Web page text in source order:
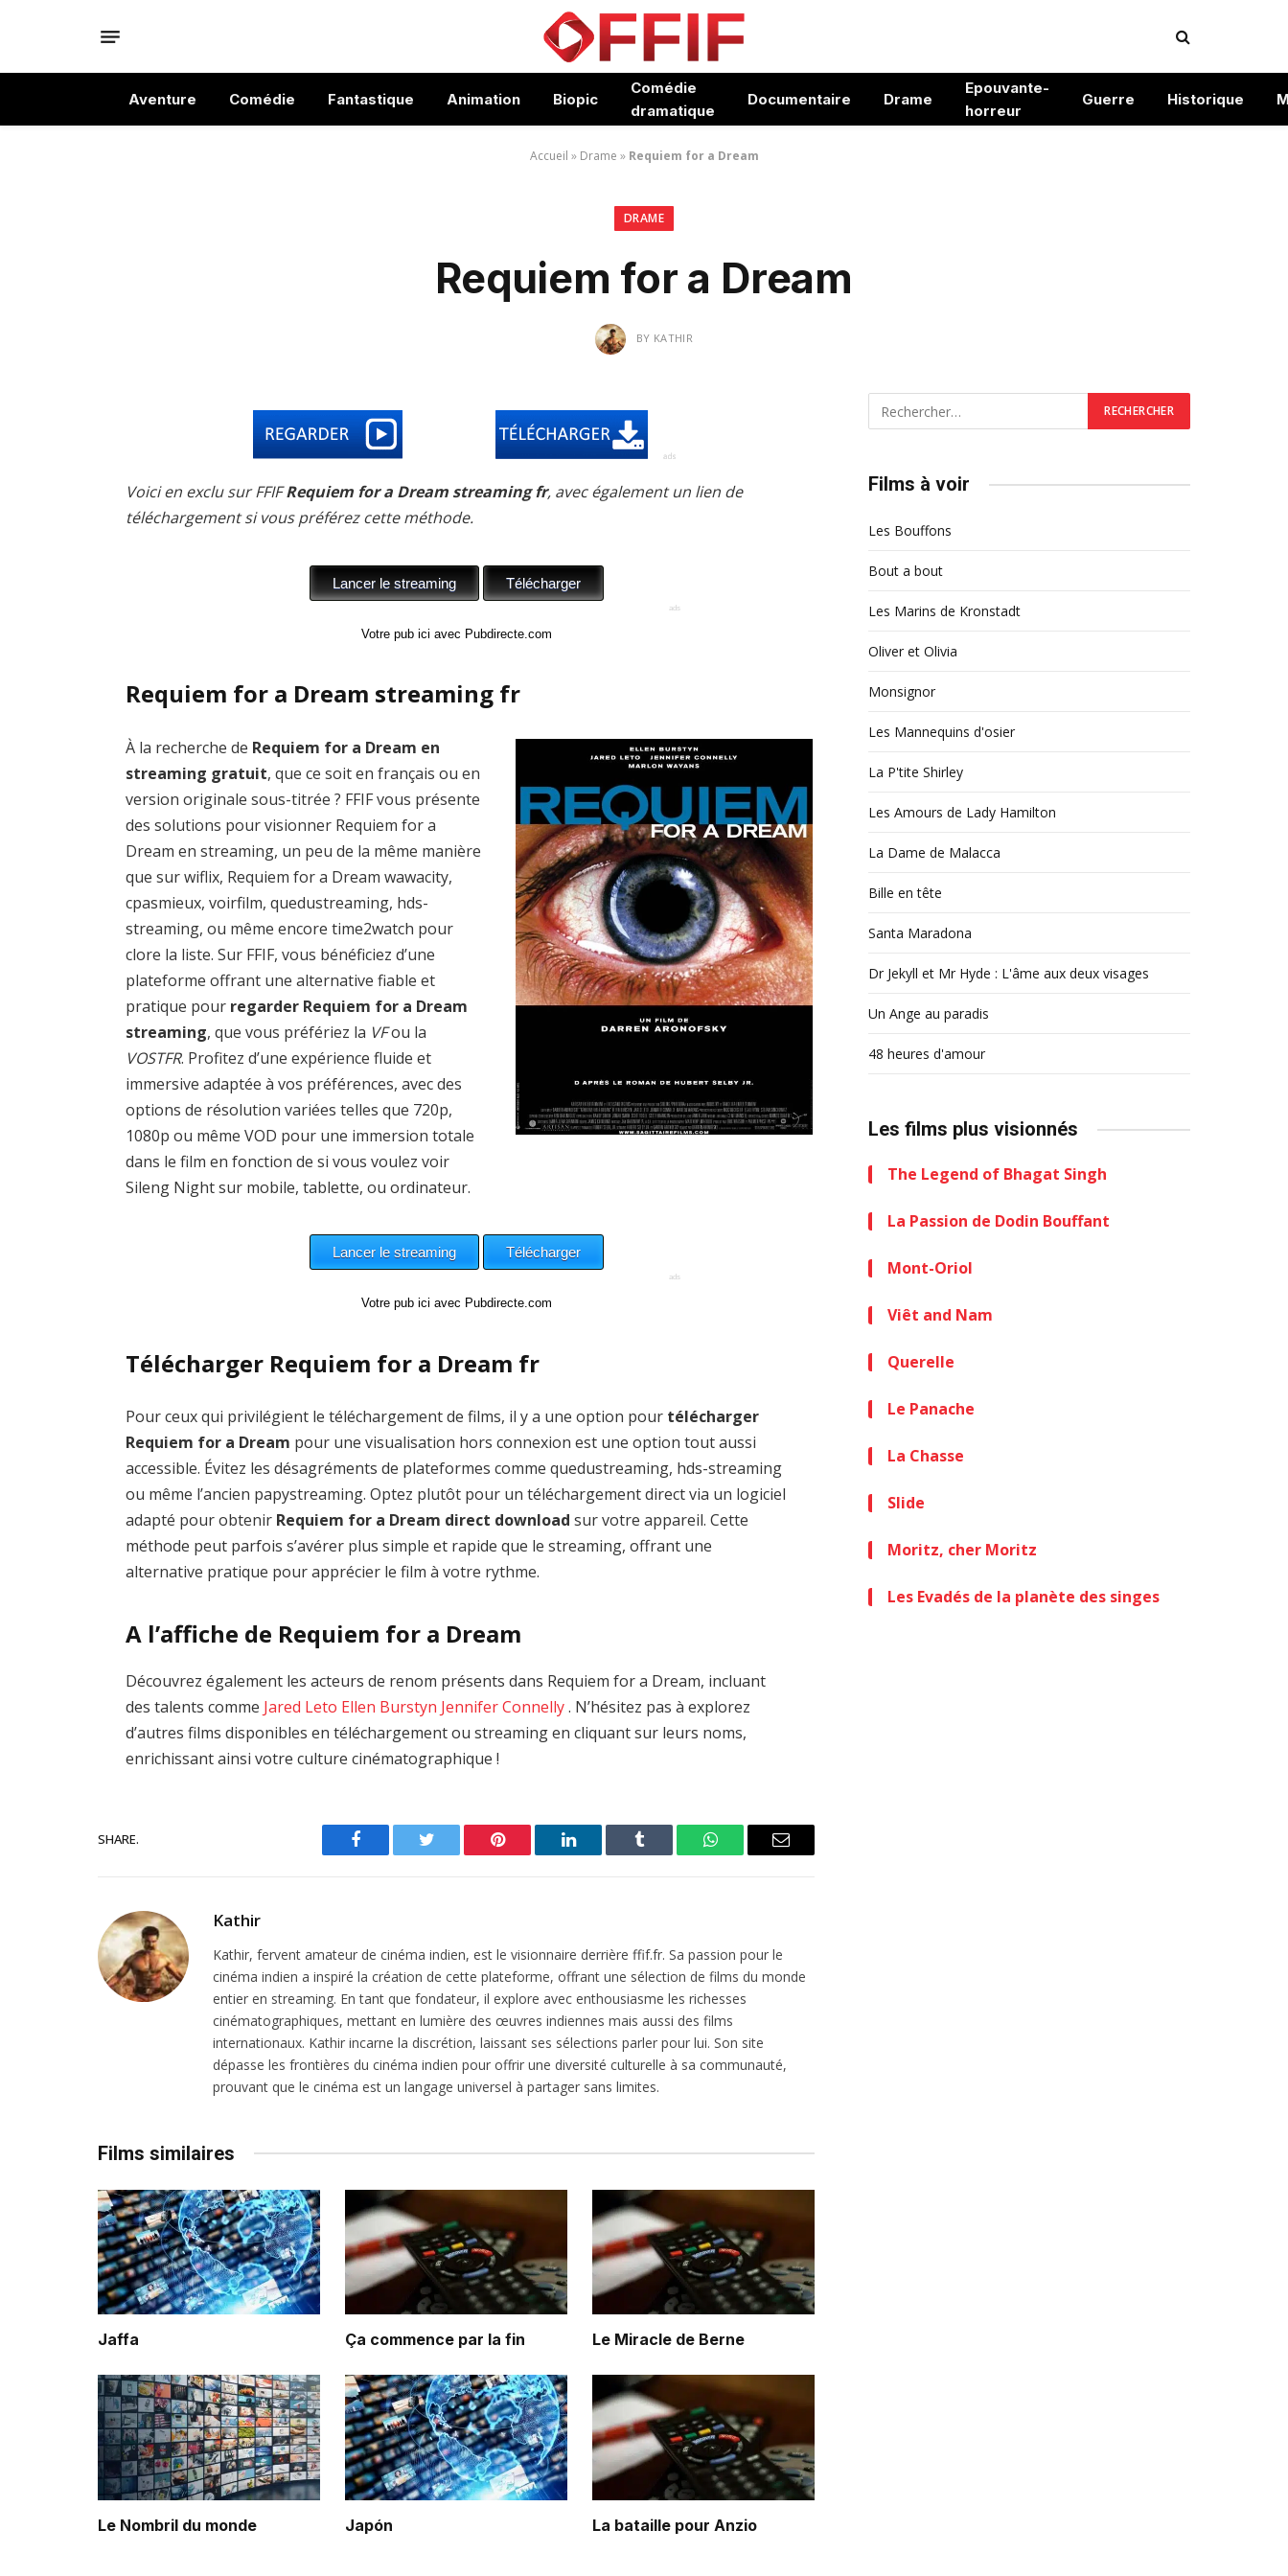
Aventure Comédie Fantastique Animation Biopic
Comédie
dramatique
Documentaire Drame
Epouvante-
horreur
Guerre Historique
Accueil » Drame » Requiem for a Dream
DRAME
Requiem for a Dream
BY KATHIR
Voici en exclu sur FFIFRequiem for a Dream streaming fr, avec également un lien de
téléchargement si vous préférez cette méthode.
Votre pub ici avec Pubdirecte.com
Requiem for a Dream streaming fr
À la recherche de Requiem for a Dream en
streaming gratuit, que ce soit en français ou en
version originale sous-titrée ? FFIF vous présente
des solutions pour visionner Requiem for a
Dream en streaming, un peu de la même manière
que sur wiflix, Requiem for a Dream wawacity,
cpasmieux, voirfilm, quedustreaming, hds-
streaming, ou même encore time2watch pour
clore la liste. Sur FFIF, vous bénéficiez d’une
plateforme offrant une alternative fiable et
pratique pour regarder Requiem for a Dream
streaming, que vous préfériez la VFou la
VOSTFR. Profitez d’une expérience fluide et
immersive adaptée à vos préférences, avec des
options de résolution variées telles que 720p,
1080p ou même VOD pour une immersion totale
dans le film en fonction de si vous voulez voir
Sileng Night sur mobile, tablette, ou ordinateur.
Votre pub ici avec Pubdirecte.com
Télécharger Requiem for a Dream fr
Pour ceux qui privilégient le téléchargement de films, il y a une option pour télécharger
Requiem for a Dream pour une visualisation hors connexion est une option tout aussi
accessible. Évitez les désagréments de plateformes comme quedustreaming, hds-streaming
ou même l’ancien papystreaming. Optez plutôt pour un téléchargement direct via un logiciel
adapté pour obtenir Requiem for a Dream direct download sur votre appareil. Cette
méthode peut parfois s’avérer plus simple et rapide que le streaming, offrant une
alternative pratique pour apprécier le film à votre rythme.
A l’affiche de Requiem for a Dream
Découvrez également les acteurs de renom présents dans Requiem for a Dream, incluant
des talents comme Jared Leto Ellen Burstyn Jennifer Connelly. N’hésitez pas à explorez
d’autres films disponibles en téléchargement ou streaming en cliquant sur leurs noms,
enrichissant ainsi votre culture cinématographique !
SHARE.
Facebook Twitter Pinterest LinkedIn Tumblr WhatsAppEmail
Kathir
Kathir, fervent amateur de cinéma indien, est le visionnaire derrière ffif.fr. Sa passion pour le
cinéma indien a inspiré la création de cette plateforme, offrant une sélection de films du monde
entier en streaming. En tant que fondateur, il explore avec enthousiasme les richesses
cinématographiques, mettant en lumière des œuvres indiennes mais aussi des films
internationaux. Kathir incarne la discrétion, laissant ses sélections parler pour lui. Son site
dépasse les frontières du cinéma indien pour offrir une diversité culturelle à sa communauté,
prouvant que le cinéma est un langage universel à partager sans limites.
Films similaires
Jaffa Ça commence par la fin Le Miracle de Berne
Le Nombril du monde Japón La bataille pour Anzio
Films à voir
Les Bouffons
Bout a bout
Les Marins de Kronstadt
Oliver et Olivia
Monsignor
Les Mannequins d'osier
La P'tite Shirley
Les Amours de Lady Hamilton
La Dame de Malacca
Bille en tête
Santa Maradona
Dr Jekyll et Mr Hyde : L'âme aux deux visages
Un Ange au paradis
48 heures d'amour
Les films plus visionnés
The Legend of Bhagat Singh
La Passion de Dodin Bouffant
Mont-Oriol
Viêt and Nam
Querelle
Le Panache
La Chasse
Slide
Moritz, cher Moritz
Les Evadés de la planète des singes